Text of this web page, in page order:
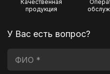
Качественная
продукция
У Вас есть вопрос?